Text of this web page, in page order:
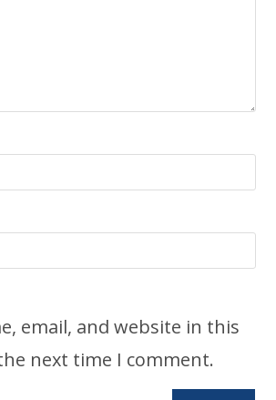
email, and website in this
next time I comment.